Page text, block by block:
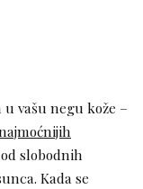
vašu negu kože –
slobodnih
Kada se